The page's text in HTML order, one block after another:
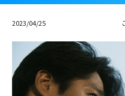
2023/04/25